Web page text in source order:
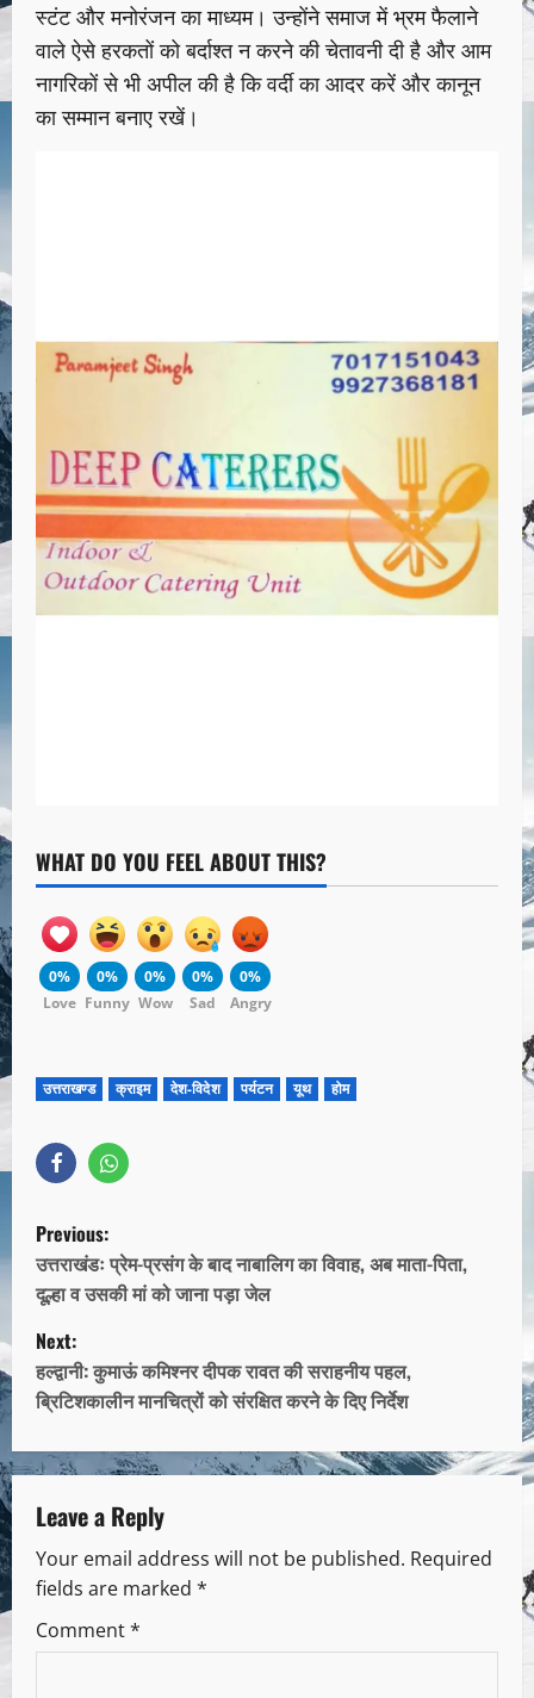
स्टंट और मनोरंजन का माध्यम। उन्होंने समाज में भ्रम फैलाने
वाले ऐसे हरकतों को बर्दाश्त न करने की चेतावनी दी है और आम
नागरिकों से भी अपील की है कि वर्दी का आदर करें और कानून
का सम्मान बनाए रखें।
WHAT DO YOU FEEL ABOUT THIS?
0%
Love
0%
Funny
0%
Wow
0%
Sad
0%
Angry
उत्तराखण्ड क्राइम देश-विदेश पर्यटन यूथ होम
Previous:
उत्तराखंडः प्रेम-प्रसंग के बाद नाबालिग का विवाह, अब माता-पिता,
दूल्हा व उसकी मां को जाना पड़ा जेल
Next:
हल्द्वानी: कुमाऊं कमिश्नर दीपक रावत की सराहनीय पहल,
ब्रिटिशकालीन मानचित्रों को संरक्षित करने के दिए निर्देश
Leave a Reply
Your email address will not be published. Required
fields are marked *
Comment*